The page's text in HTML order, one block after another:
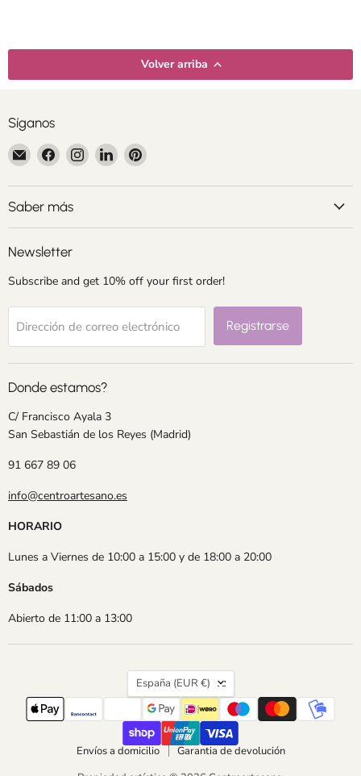
Volver arriba
Síganos
Encuéntrenos
en
Correo
electrónico
Encuéntrenos
en
Facebook
Encuéntrenos
en
Instagram
Encuéntrenos
en
LinkedIn
Encuéntrenos
Pinterest
Saber más
Newsletter
Subscribe and get 10% off your first order!
Dirección de correo electrónico Registrarse
Donde estamos?
C/ Francisco Ayala 3
San Sebastián de los Reyes (Madrid)
91 667 89 06
info@centroartesano.es
HORARIO
Lunes a Viernes de 10:00 a 15:00 y de 18:00 a 20:00
Sábados
Abierto de 11:00 a 13:00
País
España (EUR €)
Envíos a domicilio
Garantia de devolución